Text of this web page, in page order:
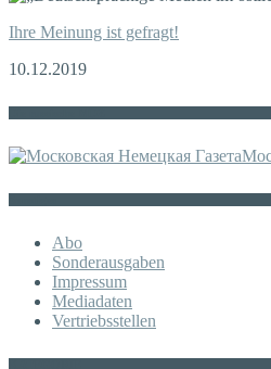
Ihre Meinung ist gefragt!
10.12.2019
Abo
Sonderausgaben
Impressum
Mediadaten
Vertriebsstellen